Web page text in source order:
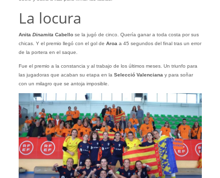
La locura
Anita Dinamita Cabellose la jugó de cinco. Quería ganar a toda costa por sus
chicas. Y el premio llegó con el gol de Aroa a 45 segundos del final tras un error
de la portera en el saque.
Fue el premio a la constancia y al trabajo de los últimos meses. Un triunfo para
las jugadoras que acaban su etapa en la Selecció Valenciana y para soñar
con un milagro que se antoja imposible.